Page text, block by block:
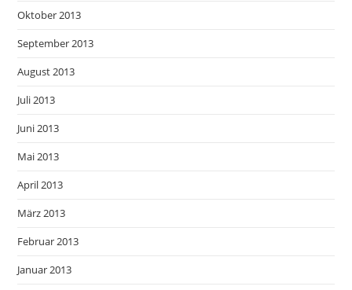
Oktober 2013
September 2013
August 2013
Juli 2013
Juni 2013
Mai 2013
April 2013
März 2013
Februar 2013
Januar 2013